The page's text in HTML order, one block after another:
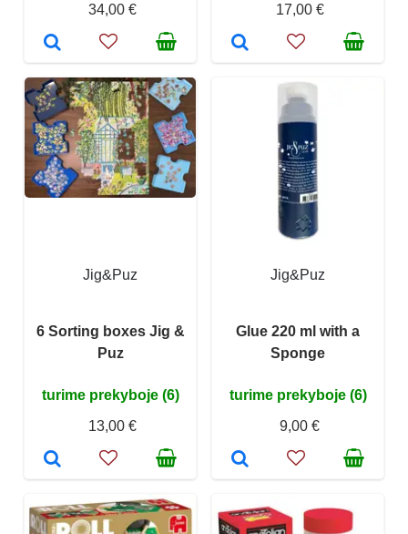
34,00 €
17,00 €
Jig&Puz
6 Sorting boxes Jig &
Puz
turime prekyboje (6)
13,00 €
Jig&Puz
Glue 220 ml with a
Sponge
turime prekyboje (6)
9,00 €